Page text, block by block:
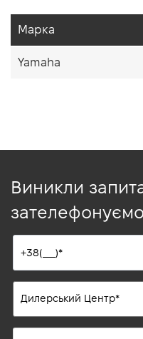
Марка
Yamaha
Виникли